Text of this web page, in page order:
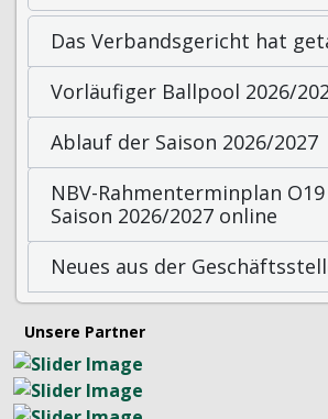
Das Verbandsgericht hat
Vorläufiger Ballpool 2026/
Ablauf der Saison 2026/2027
NBV-Rahmenterminplan
Saison 2026/2027 online
Neues aus der
Unsere Partner